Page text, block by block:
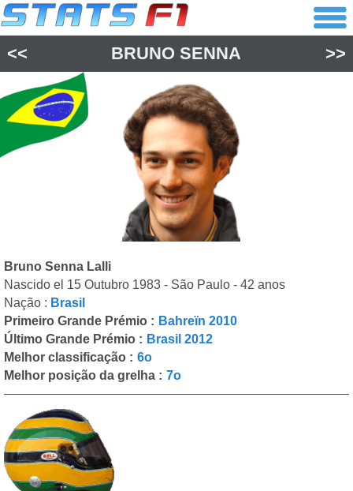
<< BRUNO SENNA >>
Bruno Senna Lalli
Nascido el 15 Outubro 1983 - São Paulo - 42 anos
Nação : Brasil
Primeiro Grande Prémio : Bahreïn 2010
Último Grande Prémio : Brasil 2012
Melhor classificação : 6o
Melhor posição da grelha : 7o